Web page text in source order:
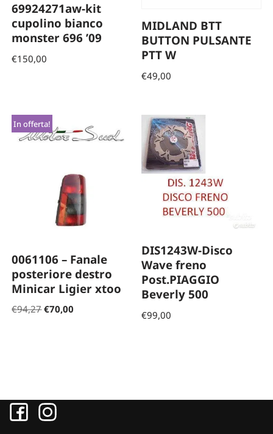
69924271aw-kit
cupolino bianco
monster 696 ’09
€150,00
MIDLAND BTT
BUTTON PULSANTE
PTT W
€49,00
In offerta!
0061106 – Fanale
posteriore destro
Minicar Ligier xtoo
€94,27 €70,00
DIS1243W-Disco
Wave freno
Post.PIAGGIO
Beverly 500
€99,00